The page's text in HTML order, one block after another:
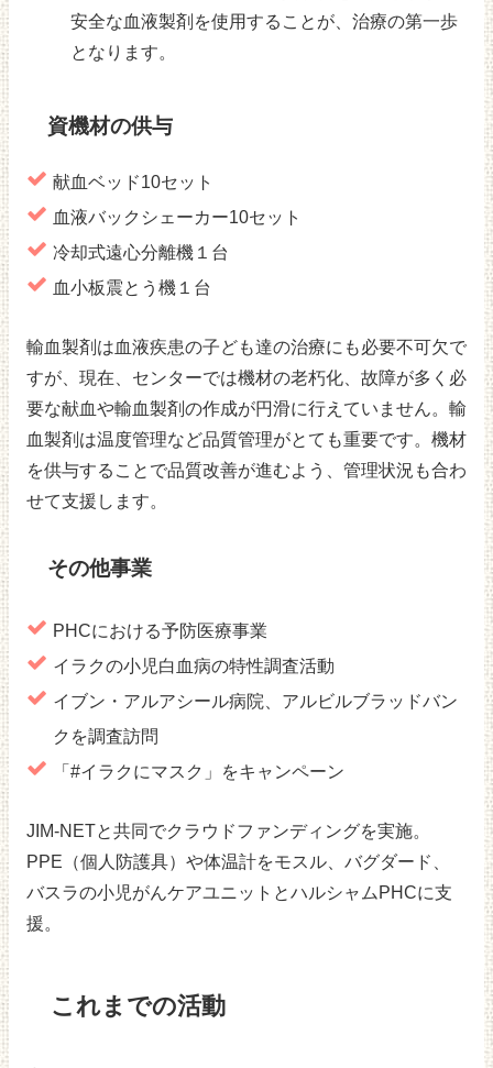
安全な血液製剤を使用することが、治療の第一歩
となります。
資機材の供与
献血ベッド10セット
血液バックシェーカー10セット
冷却式遠心分離機１台
血小板震とう機１台
輸血製剤は血液疾患の子ども達の治療にも必要不可欠で
すが、現在、センターでは機材の老朽化、故障が多く必
要な献血や輸血製剤の作成が円滑に行えていません。輸
血製剤は温度管理など品質管理がとても重要です。機材
を供与することで品質改善が進むよう、管理状況も合わ
せて支援します。
その他事業
PHCにおける予防医療事業
イラクの小児白血病の特性調査活動
イブン・アルアシール病院、アルビルブラッドバン
クを調査訪問
「#イラクにマスク」をキャンペーン
JIM-NETと共同でクラウドファンディングを実施。
PPE（個人防護具）や体温計をモスル、バグダード、
バスラの小児がんケアユニットとハルシャムPHCに支
援。
これまでの活動